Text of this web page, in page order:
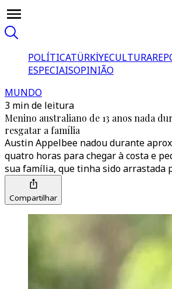
POLÍTICATÜRKİYECULTURA
ESPECIAISOPINIÃO
MUNDO
3 min de leitura
Menino australiano de 13 anos nada
resgatar a família
Austin Appelbee nadou durante
quatro horas para chegar à costa e
sua família, que tinha sido arrastada
Compartilhar